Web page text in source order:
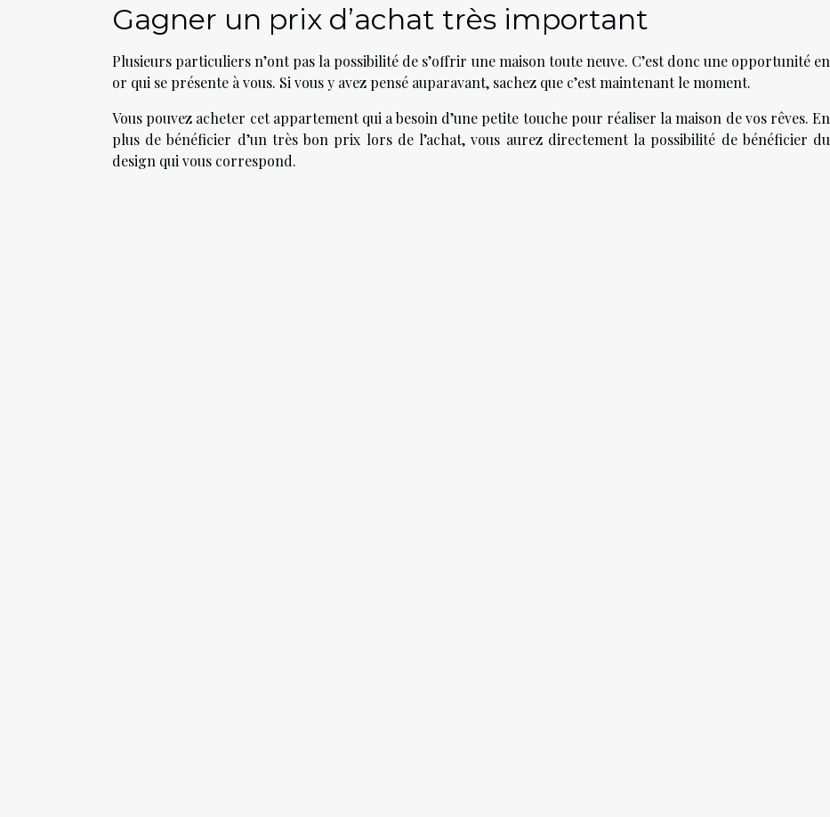
Gagner un prix d’achat très important
Plusieurs particuliers n’ont pas la possibilité de s’offrir une maison toute neuve. C’est donc une opportunité en
or qui se présente à vous. Si vous y avez pensé auparavant, sachez que c’est maintenant le moment.
Vous pouvez acheter cet appartement qui a besoin d’une petite touche pour réaliser la maison de vos rêves. En
plus de bénéficier d’un très bon prix lors de l’achat, vous aurez directement la possibilité de bénéficier du
design qui vous correspond.